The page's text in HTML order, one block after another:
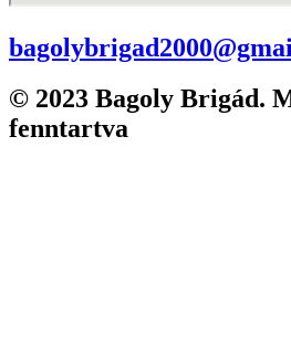
© 2023 Bagoly Brigád.
fenntartva